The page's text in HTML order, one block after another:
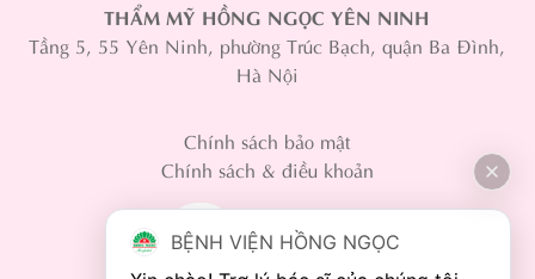
THẨM MỸ HỒNG NGỌC YÊN NINH
Tầng 5, 55 Yên Ninh, phường Trúc Bạch, quận Ba Đình,
Hà Nội
Chính sách bảo mật
Chính sách & điều khoản
BỆNH VIỆN HỒNG NGỌC